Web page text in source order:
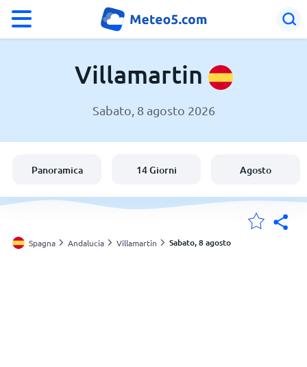
Meteo a Villamartin
Italia
Svizzera
Villamartin
Sabato, 8 agosto 2026
Panoramica 14 Giorni Agosto
Spagna Andalucia Villamartin Sabato, 8 agosto